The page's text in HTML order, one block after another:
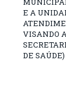
E A
VISANDO
DE SAÚDE)